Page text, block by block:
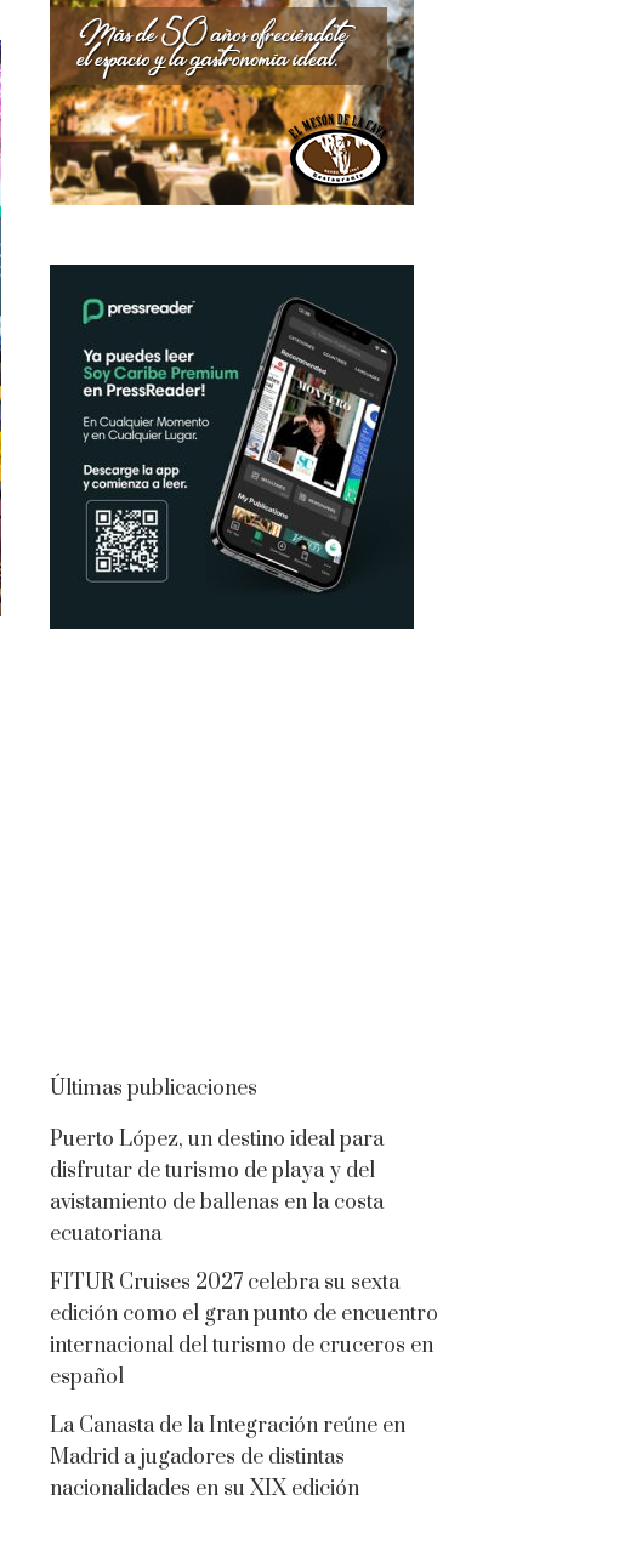
Últimas publicaciones
Puerto López, un destino ideal para
disfrutar de turismo de playa y del
avistamiento de ballenas en la costa
ecuatoriana
FITUR Cruises 2027 celebra su sexta
edición como el gran punto de encuentro
internacional del turismo de cruceros en
español
La Canasta de la Integración reúne en
Madrid a jugadores de distintas
nacionalidades en su XIX edición